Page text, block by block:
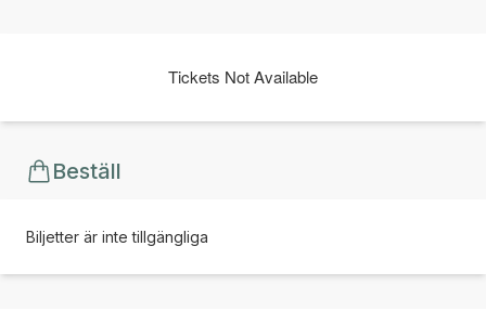
Tickets Not Available
Beställ
Biljetter är inte tillgängliga